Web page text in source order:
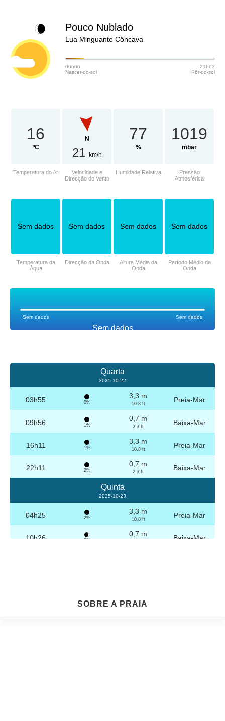
Lua Minguante Côncava
Pouco Nublado
06h06
Nascer-do-sol
21h03
Pôr-do-sol
16
ºC
Temperatura do Ar
N
21 km/h
Velocidade e
Direcção do Vento
77
%
Humidade Relativa
1019
mbar
Pressão
Atmosférica
Sem dados
Sem dados Sem dados
Sem dados
Temperatura da
Água
Sem dados
Direcção da Onda
Sem dados
Altura Média da
Onda
Sem dados
Período Médio da
Onda
Quarta
2025-10-22
03h55 0%
3,3 m
10.8 ft Preia-Mar
09h56 1%
0,7 m
2.3 ft Baixa-Mar
16h11 1%
3,3 m
10.8 ft Preia-Mar
22h11 2%
0,7 m
2.3 ft Baixa-Mar
Quinta
2025-10-23
04h25 2%
3,3 m
10.8 ft Preia-Mar
10h26 3%
0,7 m Baixa-Mar
Sexta
SOBRE A PRAIA